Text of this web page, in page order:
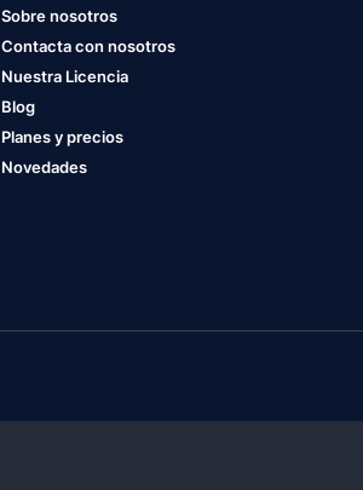
Sobre nosotros
Contacta con nosotros
Nuestra Licencia
Blog
Planes y precios
Novedades